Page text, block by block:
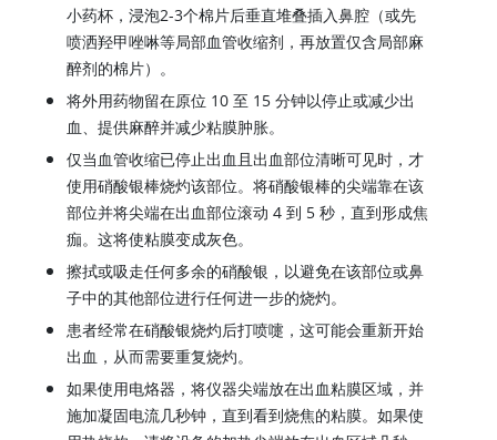
小药杯，浸泡2-3个棉片后垂直堆叠插入鼻腔（或先
喷洒羟甲唑啉等局部血管收缩剂，再放置仅含局部麻
醉剂的棉片）。
将外用药物留在原位 10 至 15 分钟以停止或减少出
血、提供麻醉并减少粘膜肿胀。
仅当血管收缩已停止出血且出血部位清晰可见时，才
使用硝酸银棒烧灼该部位。将硝酸银棒的尖端靠在该
部位并将尖端在出血部位滚动 4 到 5 秒，直到形成焦
痂。这将使粘膜变成灰色。
擦拭或吸走任何多余的硝酸银，以避免在该部位或鼻
子中的其他部位进行任何进一步的烧灼。
患者经常在硝酸银烧灼后打喷嚏，这可能会重新开始
出血，从而需要重复烧灼。
如果使用电烙器，将仪器尖端放在出血粘膜区域，并
施加凝固电流几秒钟，直到看到烧焦的粘膜。如果使